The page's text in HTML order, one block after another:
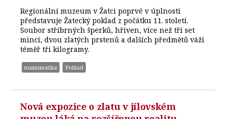
Regionální muzeum v Žatci poprvé v úplnosti
představuje Žatecký poklad z počátku 11. století.
Soubor stříbrných šperků, hřiven, více než tří set
mincí, dvou zlatých prstenů a dalších předmětů váží
téměř tři kilogramy.
numismatika Poklad
Nová expozice o zlatu v jílovském